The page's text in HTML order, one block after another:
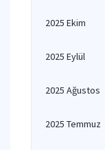
2025 Ekim
2025 Eylül
2025 Ağustos
2025 Temmuz